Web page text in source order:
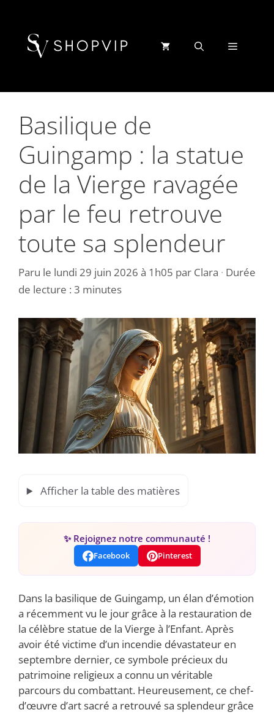
contenu
Menu
Basilique de
Guingamp : la statue
de la Vierge ravagée
par le feu retrouve
toute sa splendeur
Paru le lundi 29 juin 2026 à 1h05 par Clara · Durée
de lecture : 3 minutes
Afficher la table des matières
✨ Rejoignez notre communauté !
Facebook Pinterest
Dans la basilique de Guingamp, un élan d’émotion
a récemment vu le jour grâce à la restauration de
la célèbre statue de la Vierge à l’Enfant. Après
avoir été victime d’un incendie dévastateur en
septembre dernier, ce symbole précieux du
patrimoine religieux a connu un véritable
parcours du combattant. Heureusement, ce chef-
d’œuvre d’art sacré a retrouvé sa splendeur grâce